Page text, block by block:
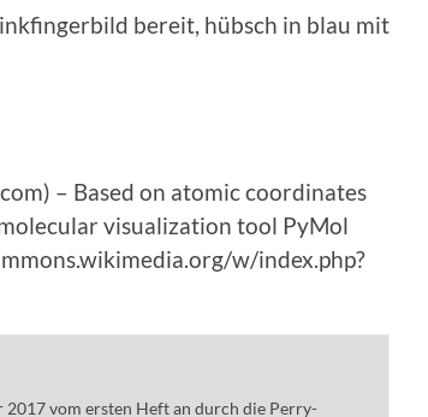
bereit, hübsch in blau mit
– Based on atomic coordinates
visualization tool PyMol
w/index.php?
2017 vom ersten Heft an durch die Perry-